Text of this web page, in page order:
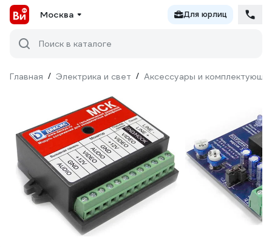
Москва Для юрлиц
Поиск в каталоге
Главная / Электрика и свет / Аксессуары и